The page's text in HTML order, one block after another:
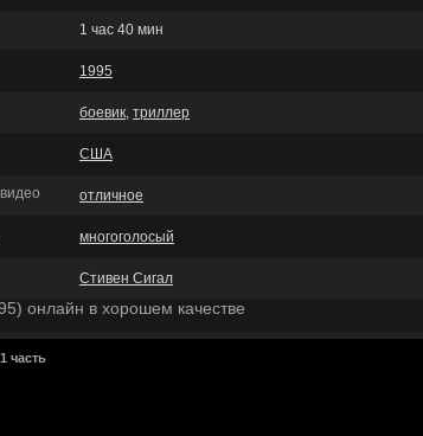
1 час 40 мин
1995
боевик, триллер
США
отличное
многоголосый
Стивен Сигал
онлайн в хорошем качестве
1 часть